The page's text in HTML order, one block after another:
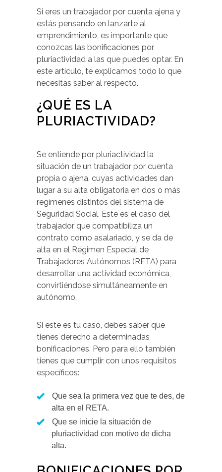
Si eres un trabajador por cuenta ajena y
estás pensando en lanzarte al
emprendimiento, es importante que
conozcas las bonificaciones por
pluriactividad a las que puedes optar. En
este artículo, te explicamos todo lo que
necesitas saber al respecto.
¿QUÉ ES LA
PLURIACTIVIDAD?
Se entiende por pluriactividad la
situación de un trabajador por cuenta
propia o ajena, cuyas actividades dan
lugar a su alta obligatoria en dos o más
regímenes distintos del sistema de
Seguridad Social. Este es el caso del
trabajador que compatibiliza un
contrato como asalariado, y se da de
alta en el Régimen Especial de
Trabajadores Autónomos (RETA) para
desarrollar una actividad económica,
convirtiéndose simultáneamente en
autónomo.
Si este es tu caso, debes saber que
tienes derecho a determinadas
bonificaciones. Pero para ello también
tienes que cumplir con unos requisitos
específicos:
Que sea la primera vez que te des, de
alta en el RETA.
Que se inicie la situación de
pluriactividad con motivo de dicha
alta.